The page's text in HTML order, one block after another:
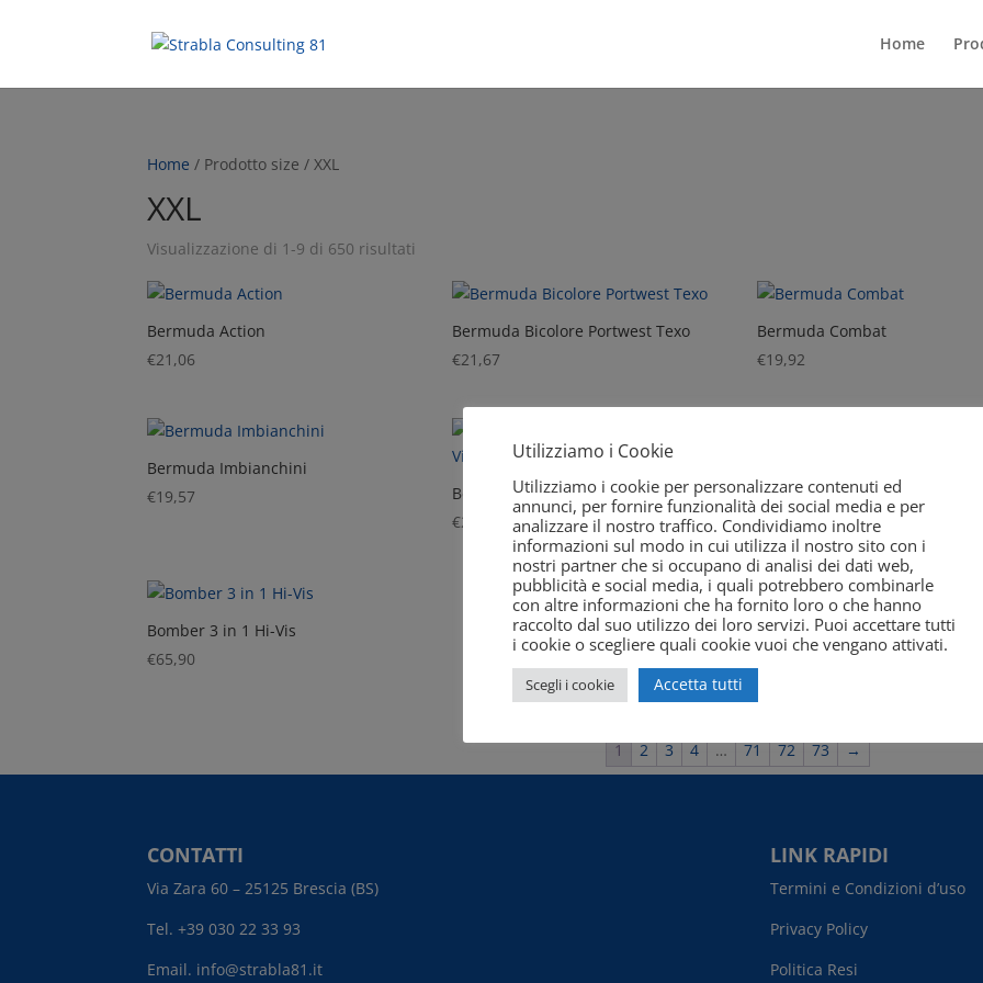
Home
Home / Prodotto size / XXL
XXL
Visualizzazione di 1-9 di 650 risultati
Bermuda Action
€21,06
Bermuda Bicolore Portwest Texo
€21,67
Bermuda Combat
€19,92
Bermuda Imbianchini
€19,57
Bermuda Poliestere-cotone Hi-Vis
€26,94
€49,75
Bomber 3 in 1 Hi-Vis
€65,90
1 2 3 4 … 71 72 73 →
CONTATTI
Via Zara 60 – 25125 Brescia (BS)
Tel. +39 030 22 33 93
Email. info@strabla81.it
LINK RAPIDI
Termini e Condizioni d’uso
Privacy Policy
Politica Resi
Utilizziamo i Cookie
Utilizziamo i cookie per personalizzare contenuti ed
annunci, per fornire funzionalità dei social media e per
analizzare il nostro traffico. Condividiamo inoltre
informazioni sul modo in cui utilizza il nostro sito con i
nostri partner che si occupano di analisi dei dati web,
pubblicità e social media, i quali potrebbero combinarle
con altre informazioni che ha fornito loro o che hanno
raccolto dal suo utilizzo dei loro servizi. Puoi accettare tutti
i cookie o scegliere quali cookie vuoi che vengano attivati.
Scegli i cookie Accetta tutti